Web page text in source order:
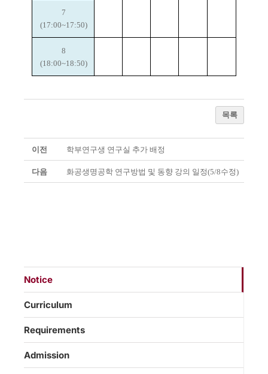
7
(17:00~17:50)
8
(18:00~18:50)
목록
이전 학부연구생 연구실 추가 배정
다음 화공생명공학 연구방법 및 동향 강의 일정(5/8수정)
Notice
Curriculum
Requirements
Admission